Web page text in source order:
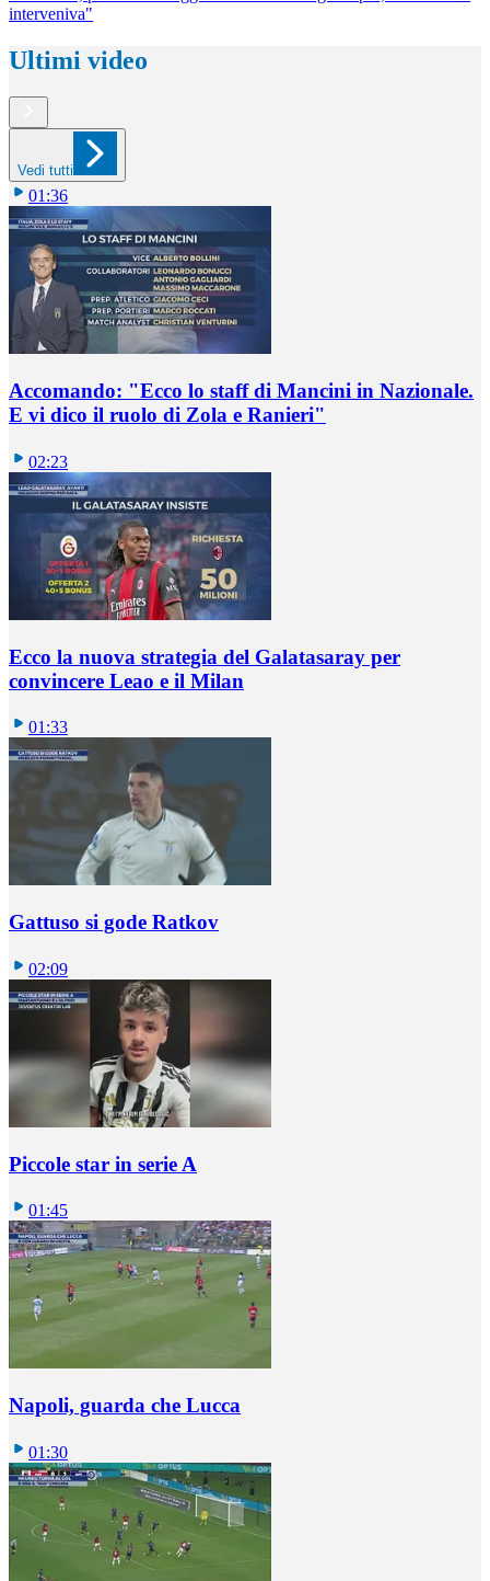
interveniva"
Ultimi video
Vedi tutti
01:36
Accomando: "Ecco lo staff di Mancini in Nazionale.
E vi dico il ruolo di Zola e Ranieri"
02:23
Ecco la nuova strategia del Galatasaray per
convincere Leao e il Milan
01:33
Gattuso si gode Ratkov
02:09
Piccole star in serie A
01:45
Napoli, guarda che Lucca
01:30